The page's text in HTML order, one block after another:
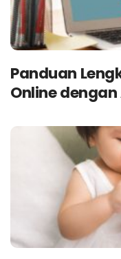
Panduan
Online